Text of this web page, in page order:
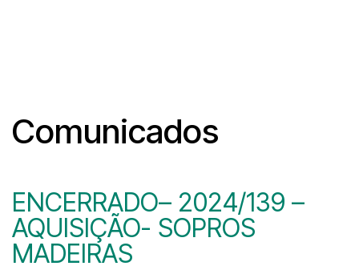
Comunicados
ENCERRADO– 2024/139 –
AQUISIÇÃO- SOPROS
MADEIRAS